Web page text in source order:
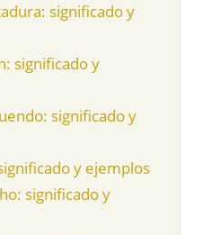
significado y
significado y
significado y
y ejemplos
significado y